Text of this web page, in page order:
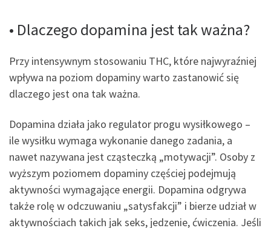
• Dlaczego dopamina jest tak ważna?
Przy intensywnym stosowaniu THC, które najwyraźniej
wpływa na poziom dopaminy warto zastanowić się
dlaczego jest ona tak ważna.
Dopamina działa jako regulator progu wysiłkowego –
ile wysiłku wymaga wykonanie danego zadania, a
nawet nazywana jest cząsteczką „motywacji”. Osoby z
wyższym poziomem dopaminy częściej podejmują
aktywności wymagające energii. Dopamina odgrywa
także rolę w odczuwaniu „satysfakcji” i bierze udział w
aktywnościach takich jak seks, jedzenie, ćwiczenia. Jeśli